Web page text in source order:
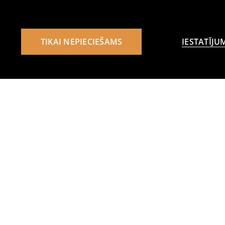
TIKAI NEPIECIEŠAMS